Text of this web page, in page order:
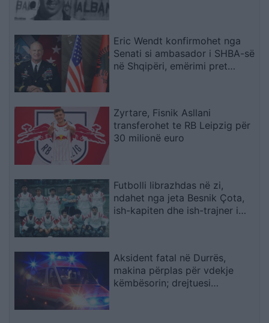
Eric Wendt konfirmohet nga
Senati si ambasador i SHBA-së
në Shqipëri, emërimi pret
Zyrtare, Fisnik Asllani
transferohet te RB Leipzig për
30 milionë euro
Futbolli librazhdas në zi,
ndahet nga jeta Besnik Çota,
ish-kapiten dhe ish-trajner i
Aksident fatal në Durrës,
makina përplas për vdekje
këmbësorin; drejtuesi